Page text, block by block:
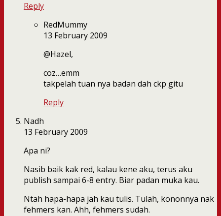
Reply
RedMummy
13 February 2009
@Hazel,
coz…emm
takpelah tuan nya badan dah ckp gitu
Reply
Nadh
13 February 2009
Apa ni?
Nasib baik kak red, kalau kene aku, terus aku
publish sampai 6-8 entry. Biar padan muka kau.
Ntah hapa-hapa jah kau tulis. Tulah, kononnya nak
fehmers kan. Ahh, fehmers sudah.